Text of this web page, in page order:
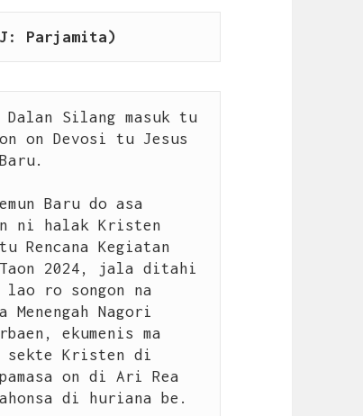
Parjamita)
Dalan Silang masuk tu
on Devosi tu Jesus
Baru do asa
ni halak Kristen
Rencana Kegiatan
Taon 2024, jala ditahi
ro songon na
Menengah Nagori
ekumenis ma
sekte Kristen di
on di Ari Rea
di huriana be.